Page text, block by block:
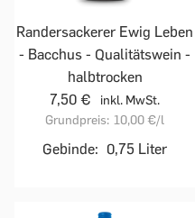
Randersackerer Ewig Leben
- Bacchus - Qualitätswein -
halbtrocken
7,50 €
inkl. MwSt.
Grundpreis: 10,00 €/l
Gebinde: 0,75 Liter